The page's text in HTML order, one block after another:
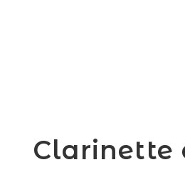
Clarinette